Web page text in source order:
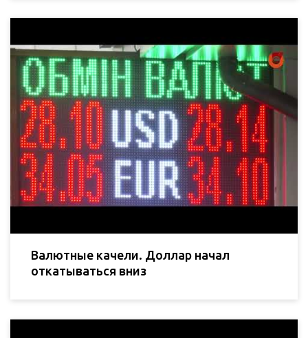
Валютные качели. Доллар начал
откатываться вниз